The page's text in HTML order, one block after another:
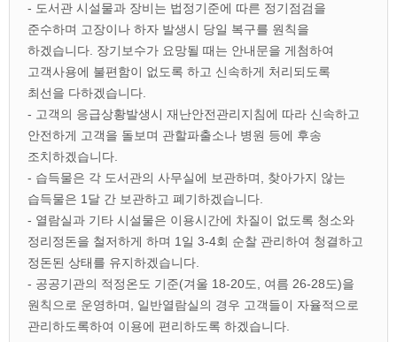
- 도서관 시설물과 장비는 법정기준에 따른 정기점검을
준수하며 고장이나 하자 발생시 당일 복구를 원칙을
하겠습니다. 장기보수가 요망될 때는 안내문을 게첨하여
고객사용에 불편함이 없도록 하고 신속하게 처리되도록
최선을 다하겠습니다.
- 고객의 응급상황발생시 재난안전관리지침에 따라 신속하고
안전하게 고객을 돌보며 관할파출소나 병원 등에 후송
조치하겠습니다.
- 습득물은 각 도서관의 사무실에 보관하며, 찾아가지 않는
습득물은 1달 간 보관하고 폐기하겠습니다.
- 열람실과 기타 시설물은 이용시간에 차질이 없도록 청소와
정리정돈을 철저하게 하며 1일 3-4회 순찰 관리하여 청결하고
정돈된 상태를 유지하겠습니다.
- 공공기관의 적정온도 기준(겨울 18-20도, 여름 26-28도)을
원칙으로 운영하며, 일반열람실의 경우 고객들이 자율적으로
관리하도록하여 이용에 편리하도록 하겠습니다.